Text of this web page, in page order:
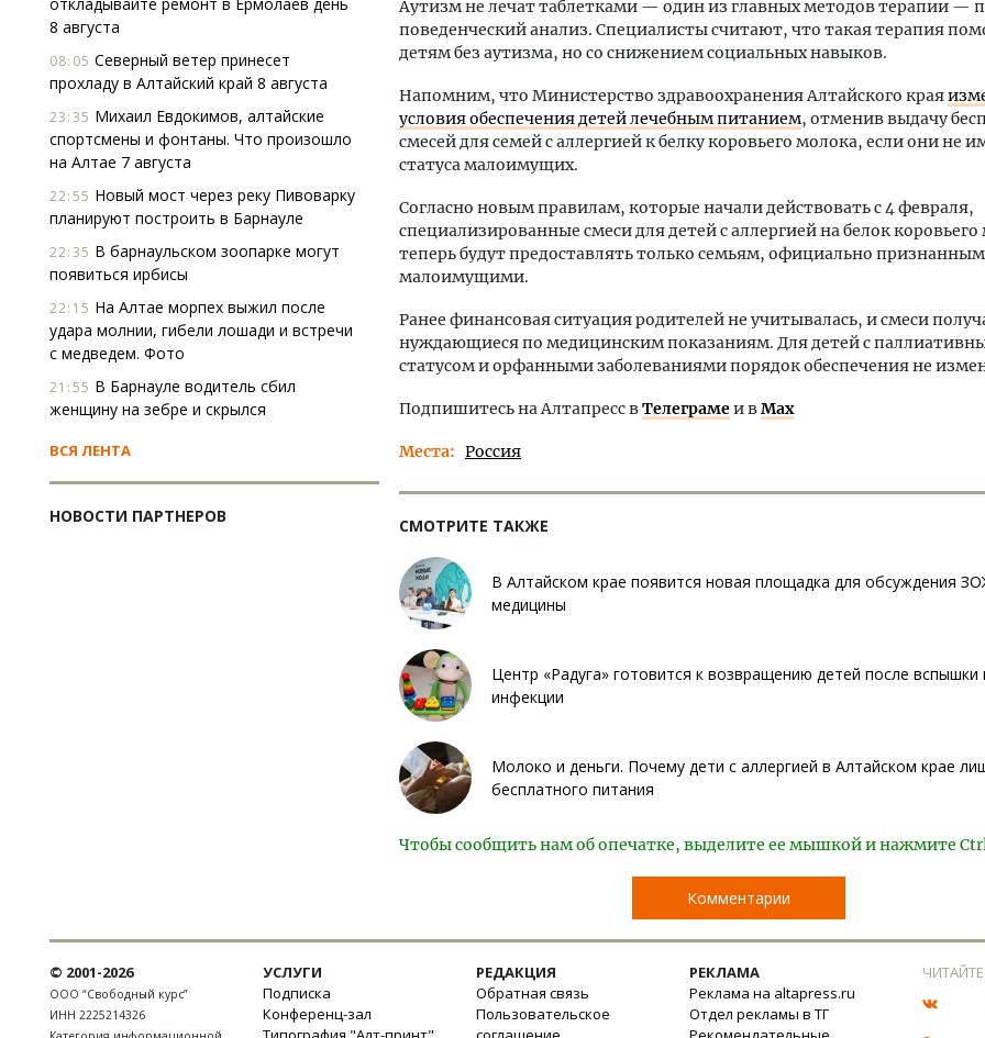
8 августа
08:05 Северный ветер принесет
прохладу в Алтайский край 8 августа
23:35 Михаил Евдокимов, алтайские
спортсмены и фонтаны. Что произошло
на Алтае 7 августа
22:55 Новый мост через реку Пивоварку
планируют построить в Барнауле
22:35 В барнаульском зоопарке могут
появиться ирбисы
22:15 На Алтае морпех выжил после
удара молнии, гибели лошади и встречи
с медведем. Фото
21:55 В Барнауле водитель сбил
женщину на зебре и скрылся
ВСЯ ЛЕНТА
НОВОСТИ ПАРТНЕРОВ
Аутизм не лечат таблетками — один из главных методов терапии —
поведенческий анализ. Специалисты считают, что такая терапия
детям без аутизма, но со снижением социальных навыков.
Напомним, что Министерство здравоохранения Алтайского края
условия обеспечения детей лечебным питанием, отменив выдачу
смесей для семей с аллергией к белку коровьего молока, если они не
статуса малоимущих.
Согласно новым правилам, которые начали действовать с 4 февраля,
специализированные смеси для детей с аллергией на белок
теперь будут предоставлять только семьям, официально признанным
малоимущими.
Ранее финансовая ситуация родителей не учитывалась, и смеси
нуждающиеся по медицинским показаниям. Для детей с
статусом и орфанными заболеваниями порядок обеспечения не
Подпишитесь на Алтапресс вТелеграмеи вMax
Места Россия
СМОТРИТЕ ТАКЖЕ
В Алтайском крае появится новая площадка для обсуждения
медицины
Центр «Радуга» готовится к возвращению детей после вспышки
инфекции
Молоко и деньги. Почему дети с аллергией в Алтайском крае
бесплатного питания
Чтобы сообщить нам об опечатке, выделите ее мышкой и нажмите
Комментарии
© 2001-2026
ООО “Свободный курс”
ИНН 2225214326
УСЛУГИ
Подписка
Конференц-зал
РЕДАКЦИЯ
Обратная связь
Пользовательское
РЕКЛАМА
Реклама на altapress.ru
Отдел рекламы в ТГ